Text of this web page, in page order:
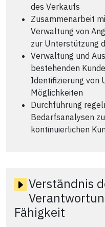
des Verkaufs
Zusammenarbeit
Verwaltung von
zur Unterstützung
Verwaltung und
bestehenden
Identifizierung von
Möglichkeiten
Durchführung
Bedarfsanalysen
kontinuierlichen
Verständnis
Fähigkeit